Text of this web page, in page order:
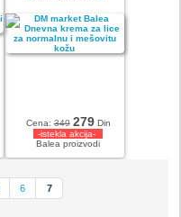
Cena:349 279Din
-istekla akcija-
Balea proizvodi
6 7